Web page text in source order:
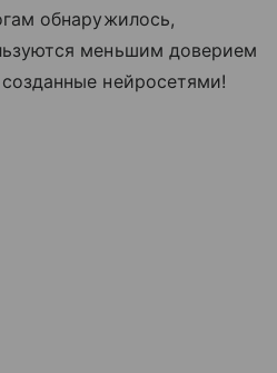
обнаружилось,
меньшим доверием
нейросетями!